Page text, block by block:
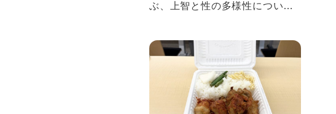
ぶ、上智と性の多様性について